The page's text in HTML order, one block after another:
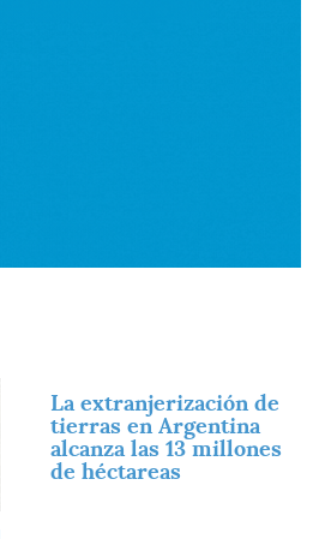
La extranjerización de
tierras en Argentina
alcanza las 13 millones
de héctareas